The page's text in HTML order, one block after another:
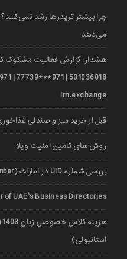
می‌دهد
هشدار: گزارش فعالیت مشکوک
irn.exchange
قبل از خرید میز و صندلی
روش های تامین امنیت ویلا
بررسی شماره UID در امارات (UAE Unified Number)
of UAE’s Business Directories
استانبولی)